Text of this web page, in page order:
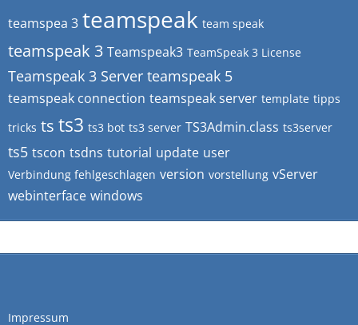
teamspea 3 teamspeak team speak
teamspeak 3 Teamspeak3 TeamSpeak 3 License
Teamspeak 3 Server teamspeak 5
teamspeak connection teamspeak server template tipps
tricks ts ts3 ts3 bot ts3 server TS3Admin.class ts3server
ts5 tscon tsdns tutorial update user
Verbindung fehlgeschlagen version vorstellung vServer
webinterface windows
Impressum